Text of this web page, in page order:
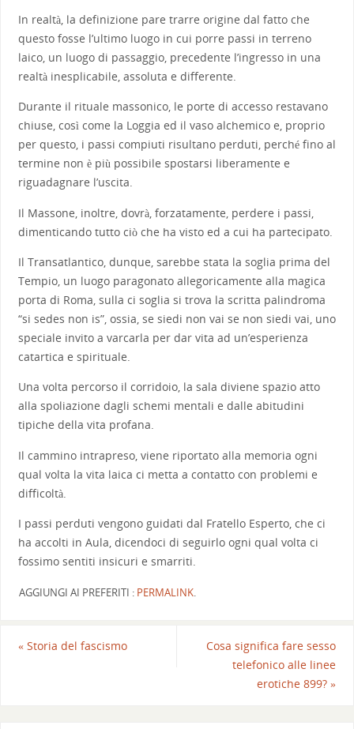
In realtà, la definizione pare trarre origine dal fatto che
questo fosse l’ultimo luogo in cui porre passi in terreno
laico, un luogo di passaggio, precedente l’ingresso in una
realtà inesplicabile, assoluta e differente.
Durante il rituale massonico, le porte di accesso restavano
chiuse, così come la Loggia ed il vaso alchemico e, proprio
per questo, i passi compiuti risultano perduti, perché fino al
termine non è più possibile spostarsi liberamente e
riguadagnare l’uscita.
Il Massone, inoltre, dovrà, forzatamente, perdere i passi,
dimenticando tutto ciò che ha visto ed a cui ha partecipato.
Il Transatlantico, dunque, sarebbe stata la soglia prima del
Tempio, un luogo paragonato allegoricamente alla magica
porta di Roma, sulla ci soglia si trova la scritta palindroma
“si sedes non is”, ossia, se siedi non vai se non siedi vai, uno
speciale invito a varcarla per dar vita ad un’esperienza
catartica e spirituale.
Una volta percorso il corridoio, la sala diviene spazio atto
alla spoliazione dagli schemi mentali e dalle abitudini
tipiche della vita profana.
Il cammino intrapreso, viene riportato alla memoria ogni
qual volta la vita laica ci metta a contatto con problemi e
difficoltà.
I passi perduti vengono guidati dal Fratello Esperto, che ci
ha accolti in Aula, dicendoci di seguirlo ogni qual volta ci
fossimo sentiti insicuri e smarriti.
AGGIUNGI AI PREFERITI : PERMALINK.
«Storia del fascismo
Cosa significa fare sesso
telefonico alle linee
erotiche 899?»